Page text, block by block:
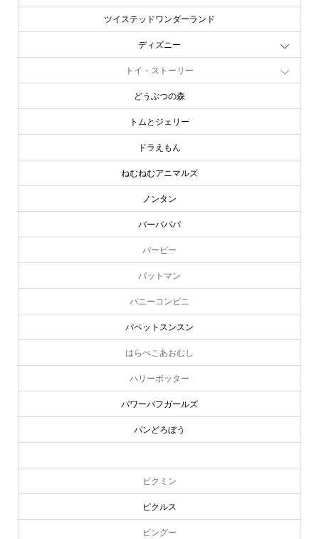
ツイステッドワンダーランド
ディズニー
トイ・ストーリー
どうぶつの森
トムとジェリー
ドラえもん
ねむねむアニマルズ
ノンタン
バーバパパ
バービー
バットマン
バニーコンビニ
パペットスンスン
はらぺこあおむし
ハリーポッター
パワーパフガールズ
パンどろぼう
ピクミン
ピクルス
ピングー